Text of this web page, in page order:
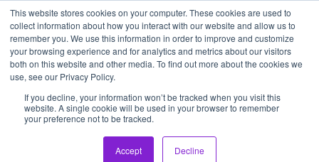
This website stores cookies on your computer. These cookies are used to
collect information about how you interact with our website and allow us to
remember you. We use this information in order to improve and customize
your browsing experience and for analytics and metrics about our visitors
both on this website and other media. To find out more about the cookies we
use, see our Privacy Policy.
If you decline, your information won’t be tracked when you visit this
website. A single cookie will be used in your browser to remember
your preference not to be tracked.
Accept Decline
アセンティア・ホールディングス(AssentiaHoldings)
「BAKED MAGIC」のフランチャイ
ズ支援をスタート！